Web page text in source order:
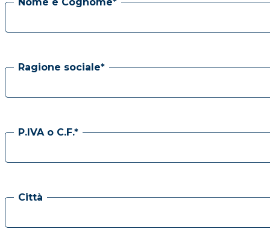
Nome e Cognome*
Ragione sociale*
P.IVA o C.F.*
Città